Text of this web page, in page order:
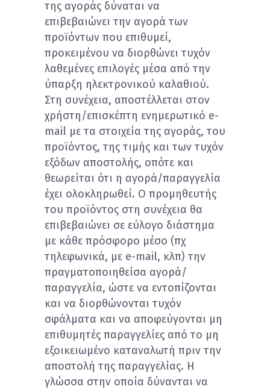
της αγοράς δύναται να
επιβεβαιώνει την αγορά των
προϊόντων που επιθυμεί,
προκειμένου να διορθώνει τυχόν
λαθεμένες επιλογές μέσα από την
ύπαρξη ηλεκτρονικού καλαθιού.
Στη συνέχεια, αποστέλλεται στον
χρήστη/επισκέπτη ενημερωτικό e-
mail με τα στοιχεία της αγοράς, του
προϊόντος, της τιμής και των τυχόν
εξόδων αποστολής, οπότε και
θεωρείται ότι η αγορά/παραγγελία
έχει ολοκληρωθεί. Ο προμηθευτής
του προϊόντος στη συνέχεια θα
επιβεβαιώνει σε εύλογο διάστημα
με κάθε πρόσφορο μέσο (πχ
τηλεφωνικά, με e-mail, κλπ) την
πραγματοποιηθείσα αγορά/
παραγγελία, ώστε να εντοπίζονται
και να διορθώνονται τυχόν
σφάλματα και να αποφεύγονται μη
επιθυμητές παραγγελίες από το μη
εξοικειωμένο καταναλωτή πριν την
αποστολή της παραγγελίας. Η
γλώσσα στην οποία δύνανται να